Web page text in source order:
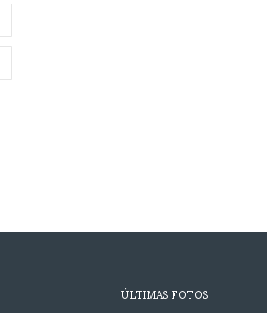
ÚLTIMAS FOTOS